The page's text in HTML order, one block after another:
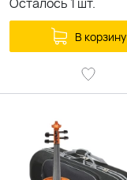
В корзину